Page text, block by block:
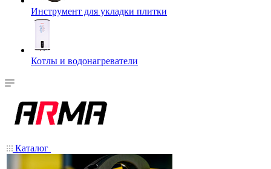
Инструмент для укладки плитки
Котлы и водонагреватели
Каталог